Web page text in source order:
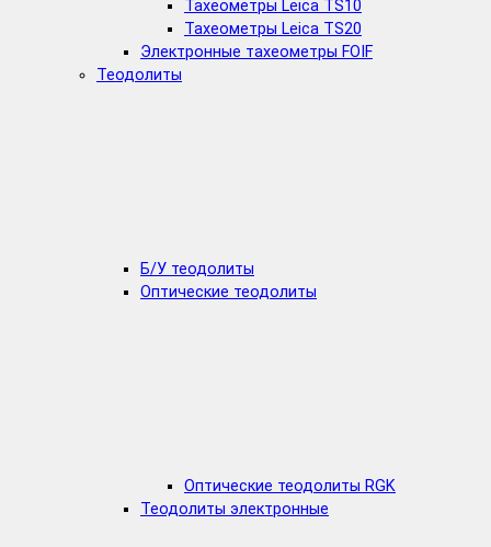
Тахеометры Leica TS10
Тахеометры Leica TS20
Электронные тахеометры FOIF
Теодолиты
Б/У теодолиты
Оптические теодолиты
Оптические теодолиты RGK
Теодолиты электронные